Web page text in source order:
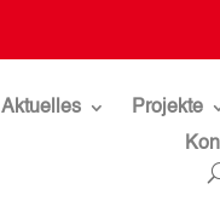
Aktuelles Projekte